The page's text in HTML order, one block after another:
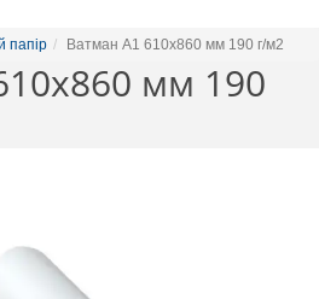
папір Ватман А1 610х860 мм 190 г/м2
мм 190